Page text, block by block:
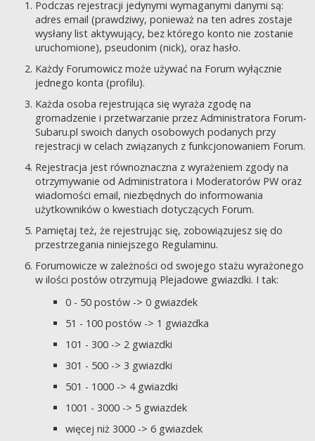
Podczas rejestracji jedynymi wymaganymi danymi są:
adres email (prawdziwy, ponieważ na ten adres zostaje
wysłany list aktywujący, bez którego konto nie zostanie
uruchomione), pseudonim (nick), oraz hasło.
Każdy Forumowicz może używać na Forum wyłącznie
jednego konta (profilu).
Każda osoba rejestrująca się wyraża zgodę na
gromadzenie i przetwarzanie przez Administratora Forum-
Subaru.pl swoich danych osobowych podanych przy
rejestracji w celach związanych z funkcjonowaniem Forum.
Rejestracja jest równoznaczna z wyrażeniem zgody na
otrzymywanie od Administratora i Moderatorów PW oraz
wiadomości email, niezbędnych do informowania
użytkowników o kwestiach dotyczących Forum.
Pamiętaj też, że rejestrując się, zobowiązujesz się do
przestrzegania niniejszego Regulaminu.
Forumowicze w zależności od swojego stażu wyrażonego
w ilości postów otrzymują Plejadowe gwiazdki. I tak:
0 - 50 postów -> 0 gwiazdek
51 - 100 postów -> 1 gwiazdka
101 - 300 -> 2 gwiazdki
301 - 500 -> 3 gwiazdki
501 - 1000 -> 4 gwiazdki
1001 - 3000 -> 5 gwiazdek
więcej niż 3000 -> 6 gwiazdek